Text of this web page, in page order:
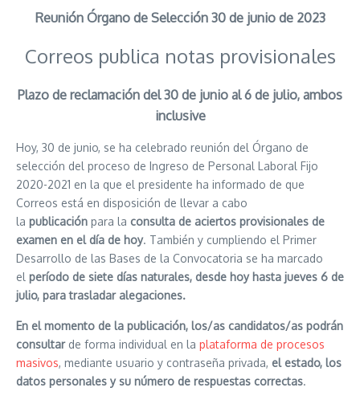
Reunión Órgano de Selección 30 de junio de 2023
Correos publica notas provisionales
Plazo de reclamación del 30 de junio al 6 de julio, ambos
inclusive
Hoy, 30 de junio, se ha celebrado reunión del Órgano de
selección del proceso de Ingreso de Personal Laboral Fijo
2020-2021 en la que el presidente ha informado de que
Correos está en disposición de llevar a cabo
la publicación para la consulta de aciertos provisionales de
examen en el día de hoy. También y cumpliendo el Primer
Desarrollo de las Bases de la Convocatoria se ha marcado
el período de siete días naturales, desde hoy hasta jueves 6 de
julio, para trasladar alegaciones.
En el momento de la publicación, los/as candidatos/as podrán
consultarde forma individual en la plataforma de procesos
masivos, mediante usuario y contraseña privada, el estado, los
datos personales y su número de respuestas correctas.